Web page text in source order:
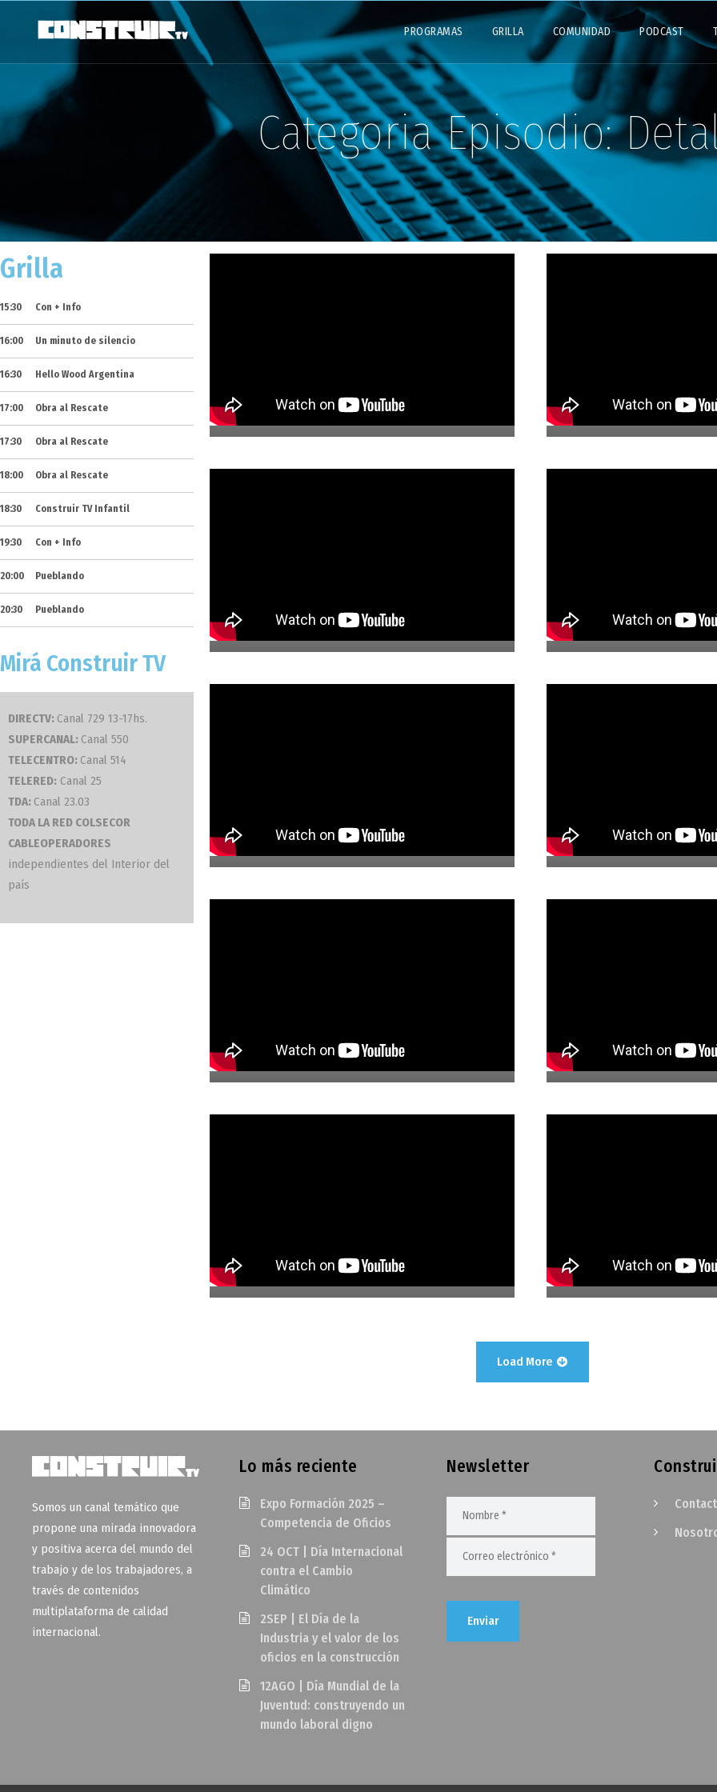
PROGRAMAS GRILLA COMUNIDAD PODCAST
Categoria Episodio:
Grilla
15:30 Con + Info
16:00 Un minuto de silencio
16:30 Hello Wood Argentina
17:00 Obra al Rescate
17:30 Obra al Rescate
18:00 Obra al Rescate
18:30 Construir TV Infantil
19:30 Con + Info
20:00 Pueblando
20:30 Pueblando
Mirá Construir TV
DIRECTV: Canal 729 13-17hs.
SUPERCANAL: Canal 550
TELECENTRO: Canal 514
TELERED: Canal 25
TDA: Canal 23.03
TODA LA RED COLSECOR
CABLEOPERADORES
independientes del Interior del
país
13. Intervenciones Urbanas 12. Modelado y
11. Los Fundidores 10. El Modelado
09. La Paisajista 08. El Maquetista
07. El Ceramista 06. Muralistas
05. El Marquero 04. Relojero
Load More
Somos un canal temático que
propone una mirada innovadora
y positiva acerca del mundo del
trabajo y de los trabajadores, a
través de contenidos
multiplataforma de calidad
internacional.
Lo más reciente
Expo Formación 2025 –
Competencia de Oficios
24 OCT | Día Internacional
contra el Cambio
Climático
2SEP | El Día de la
Industria y el valor de los
oficios en la construcción
12AGO | Día Mundial de la
Juventud: construyendo un
mundo laboral digno
Newsletter